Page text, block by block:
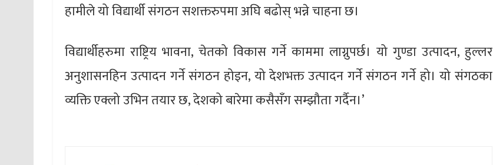
हामीले यो विद्यार्थी संगठन सशक्तरुपमा अघि बढोस् भन्ने चाहना छ।
विद्यार्थीहरुमा राष्ट्रिय भावना, चेतको विकास गर्ने काममा लाग्नुपर्छ। यो गुण्डा उत्पादन, हुल्लर
अनुशासनहिन उत्पादन गर्ने संगठन होइन, यो देशभक्त उत्पादन गर्ने संगठन गर्ने हो। यो संगठका
व्यक्ति एक्लो उभिन तयार छ, देशको बारेमा कसैसँग सम्झौता गर्दैन।’